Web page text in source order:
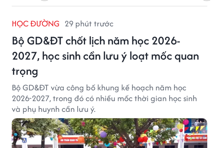
HỌC ĐƯỜNG 29 phút trước
Bộ GD&ĐT chốt lịch năm học 2026-
2027, học sinh cần lưu ý loạt mốc quan
trọng
Bộ GD&ĐT vừa công bố khung kế hoạch năm học
2026-2027, trong đó có nhiều mốc thời gian học sinh
và phụ huynh cần lưu ý.